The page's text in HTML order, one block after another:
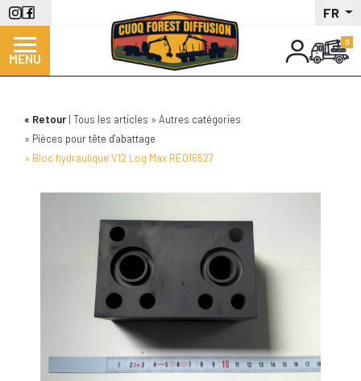
Aller
au
contenu
principal
FR
MENU
Retour Tous les articles
Autres catégories
Pièces pour tête d'abattage
Bloc hydraulique V12 Log Max RE016527